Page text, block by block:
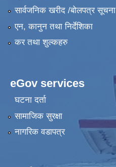
सार्वजनिक खरीद /बोलपत्र सूचना
एन, कानुन तथा निर्देशिका
कर तथा शुल्कहरु
eGov services
घटना दर्ता
सामाजिक सुरक्षा
नागरिक वडापत्र